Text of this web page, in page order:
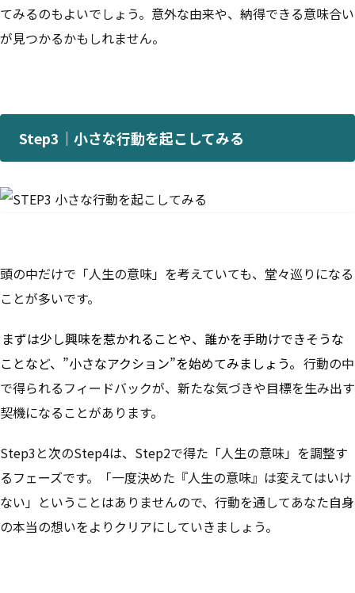
てみるのもよいでしょう。意外な由来や、納得できる意味合い
が見つかるかもしれません。
Step3｜小さな行動を起こしてみる
頭の中だけで「人生の意味」を考えていても、堂々巡りになる
ことが多いです。
まずは少し興味を惹かれることや、誰かを手助けできそうな
ことなど、”小さなアクション”を始めてみましょう。 行動の中
で得られるフィードバックが、新たな気づきや目標を生み出す
契機になることがあります。
Step3と次のStep4は、Step2で得た「人生の意味」を調整す
るフェーズです。「一度決めた『人生の意味』は変えてはいけ
ない」ということはありませんので、行動を通してあなた自身
の本当の想いをよりクリアにしていきましょう。